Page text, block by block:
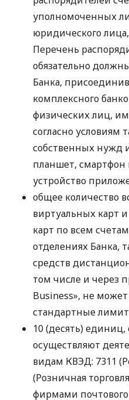
уполномоченных
юридического
Перечень
обязательно
Банка,
комплексного
физических лиц,
согласно условиям
собственных нужд
планшет, смартфон
устройство
общее количество
виртуальных карт
карт по всем
отделениях Банка,
средств
том числе и через
Business», не
стандартные
10 (десять)
осуществляют
видам КВЭД: 7311
(Розничная
фирмами почтового